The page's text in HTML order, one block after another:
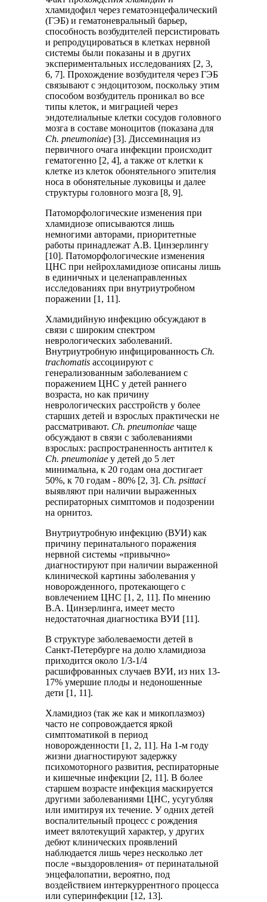
хламидофил через гематоэнцефалический
(ГЭБ) и гематоневральный барьер,
способность возбудителей персистировать
и репродуцироваться в клетках нервной
системы были показаны и в других
экспериментальных исследованиях [2, 3,
6, 7]. Прохождение возбудителя через ГЭБ
связывают с эндоцитозом, поскольку этим
способом возбудитель проникал во все
типы клеток, и миграцией через
эндотелиальные клетки сосудов головного
мозга в составе моноцитов (показана для
Сh. рneumoniae) [3]. Диссеминация из
первичного очага инфекции происходит
гематогенно [2, 4], а также от клетки к
клетке из клеток обонятельного эпителия
носа в обонятельные луковицы и далее
структуры головного мозга [8, 9].
Патоморфологические изменения при
хламидиозе описываются лишь
немногими авторами, приоритетные
работы принадлежат А.В. Цинзерлингу
[10]. Патоморфологические изменения
ЦНС при нейрохламидиозе описаны лишь
в единичных и целенаправленных
исследованиях при внутриутробном
поражении [1, 11].
Хламидийную инфекцию обсуждают в
связи с широким спектром
неврологических заболеваний.
Внутриутробную инфицированность Ch.
trachomatis ассоциируют с
генерализованным заболеванием с
поражением ЦНС у детей раннего
возраста, но как причину
неврологических расстройств у более
старших детей и взрослых практически не
рассматривают. Сh. рneumoniae чаще
обсуждают в связи с заболеваниями
взрослых: распространенность антител к
Сh. рneumoniae у детей до 5 лет
минимальна, к 20 годам она достигает
50%, к 70 годам - 80% [2, 3]. Ch. psittaci
выявляют при наличии выраженных
респираторных симптомов и подозрении
на орнитоз.
Внутриутробную инфекцию (ВУИ) как
причину перинатального поражения
нервной системы «привычно»
диагностируют при наличии выраженной
клинической картины заболевания у
новорожденного, протекающего с
вовлечением ЦНС [1, 2, 11]. По мнению
В.А. Цинзерлинга, имеет место
недостаточная диагностика ВУИ [11].
В структуре заболеваемости детей в
Санкт-Петербурге на долю хламидиоза
приходится около 1/3-1/4
расшифрованных случаев ВУИ, из них 13-
17% умершие плоды и недоношенные
дети [1, 11].
Хламидиоз (так же как и микоплазмоз)
часто не сопровождается яркой
симптоматикой в период
новорожденности [1, 2, 11]. На 1-м году
жизни диагностируют задержку
психомоторного развития, респираторные
и кишечные инфекции [2, 11]. В более
старшем возрасте инфекция маскируется
другими заболеваниями ЦНС, усугубляя
или имитируя их течение. У одних детей
воспалительный процесс с рождения
имеет вялотекущий характер, у других
дебют клинических проявлений
наблюдается лишь через несколько лет
после «выздоровления» от перинатальной
энцефалопатии, вероятно, под
воздействием интеркуррентного процесса
или суперинфекции [12, 13].